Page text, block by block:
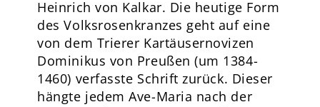
Heinrich von Kalkar. Die heutige Form
des Volksrosenkranzes geht auf eine
von dem Trierer Kartäusernovizen
Dominikus von Preußen (um 1384-
1460) verfasste Schrift zurück. Dieser
hängte jedem Ave-Maria nach der